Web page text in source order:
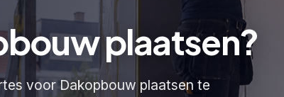
plaatsen?
voor Dakopbouw plaatsen te